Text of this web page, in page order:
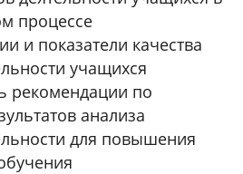
процессе
и показатели качества
учащихся
рекомендации по
анализа
для повышения